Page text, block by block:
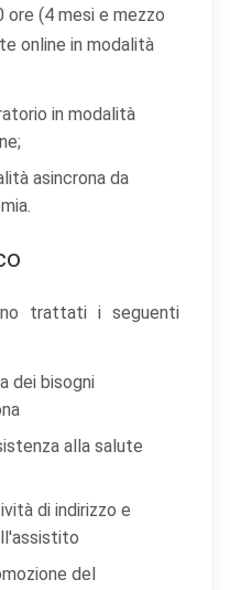
ore (4 mesi e mezzo
online in modalità
in modalità
asincrona da
trattati i seguenti
dei bisogni
alla salute
di indirizzo e
del